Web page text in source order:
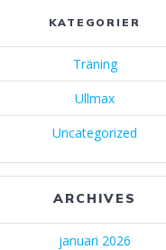
KATEGORIER
Träning
Ullmax
Uncategorized
ARCHIVES
januari 2026